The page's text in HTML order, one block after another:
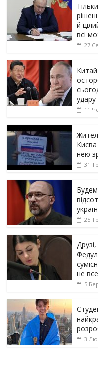
й
всі
27
11
нею
31
25
не
5
3